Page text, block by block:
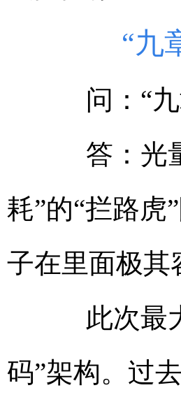
“九章
问：“九
答：光量
耗”的“拦路虎
子在里面极其
此次最大
码”架构。过